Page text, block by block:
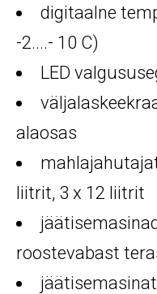
digitaalne
-2....- 10 C)
LED
alaosas
liitrit, 3 x 12 liitrit
roostevabast